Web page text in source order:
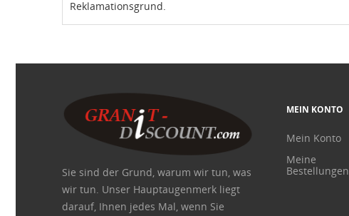
Reklamationsgrund.
Sie sind der Grund, warum wir tun, was
wir tun. Unser Hauptaugenmerk liegt
darauf, Ihnen jedes Mal, wenn Sie
MEIN KONTO
Mein Konto
Meine
Bestellungen